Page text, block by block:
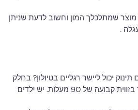
שמתלכלך המון וחשוב לדעת שניתן
.
יכול ליישר רגליים בטיולון? בחלק
מהעגלות הרגליים תמיד בזווית קבועה של 90 מעלות. יש ילדים